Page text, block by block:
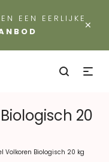
×
EEN EERLIJKE
20
Volkoren Biologisch 20 kg